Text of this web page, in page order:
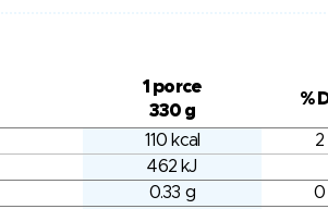
1 porce
330 g
%
110 kcal
2
462 kJ
0.33 g
0